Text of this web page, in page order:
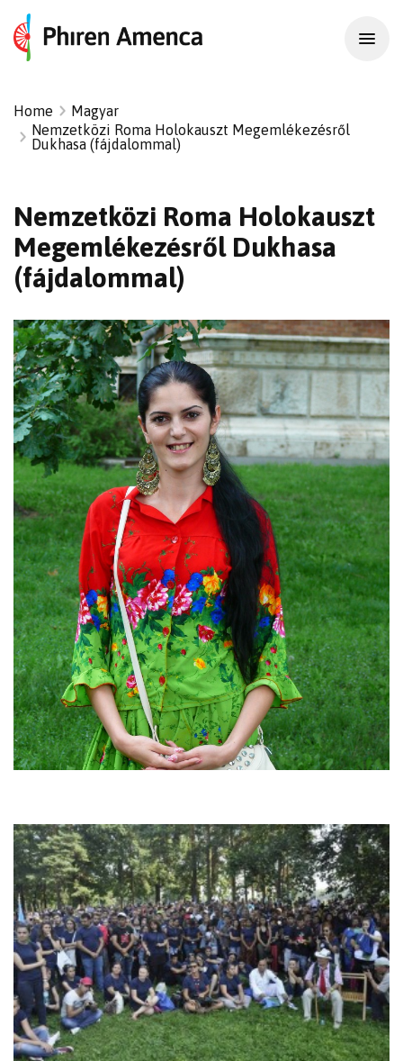
Home
Magyar
Nemzetközi Roma Holokauszt Megemlékezésről
Dukhasa (fájdalommal)
Nemzetközi Roma Holokauszt
Megemlékezésről Dukhasa
(fájdalommal)